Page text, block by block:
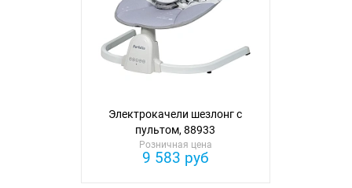
Электрокачели шезлонг с
пультом, 88933
Розничная цена
9 583 руб